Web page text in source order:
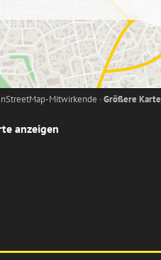
Mitwirkende ·Größere Karte
anzeigen